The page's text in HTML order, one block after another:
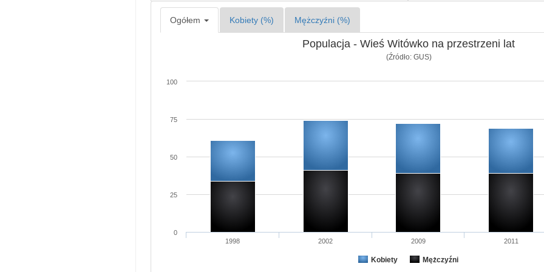
Ogółem Kobiety (%) Mężczyźni (%)
Populacja - Wieś Witówko na przestrzeni lat
(Źródło: GUS)
Kobiety Mężczyźni
1998 2002 2009 2011
0
25
50
75
100